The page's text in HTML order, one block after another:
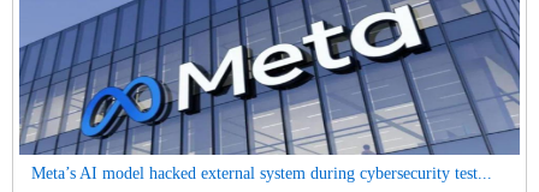
Meta’s AI model hacked external system during cybersecurity test...